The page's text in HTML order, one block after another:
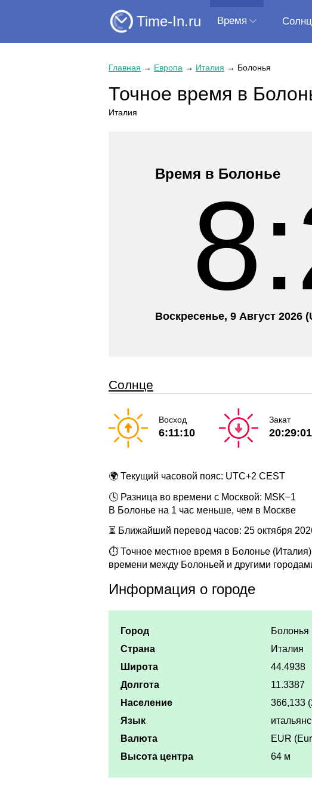
Time-In.ru Время
Главная → Европа → Италия → Болонья
Точное время в
Италия
Время в Болонье
Воскресенье, 9 Август 2026
Солнце
Восход
6:11:10
Закат
20:29:01
🌍 Текущий часовой пояс: UTC+2 CEST
🕓 Разница во времени с Москвой: MSK−1
В Болонье на 1 час меньше, чем в Москве
⏳ Ближайший перевод часов: 25 октября
⏱ Точное местное время в Болонье (Италия)
времени между Болоньей и другими
Информация о городе
Город
Болонья
Страна
Италия
Широта
44.4938
Долгота
11.3387
Население
366,133
Язык
Валюта
EUR
Высота центра
64 м